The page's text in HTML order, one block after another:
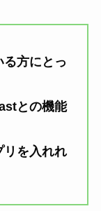
方にとっ
との機能
を入れれ